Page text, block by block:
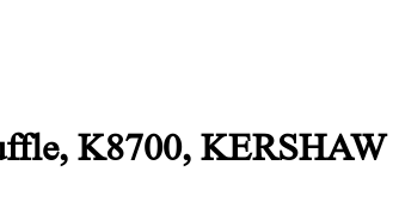
K8700, KERSHAW